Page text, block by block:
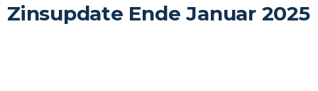
Zinsupdate Ende Januar 2025